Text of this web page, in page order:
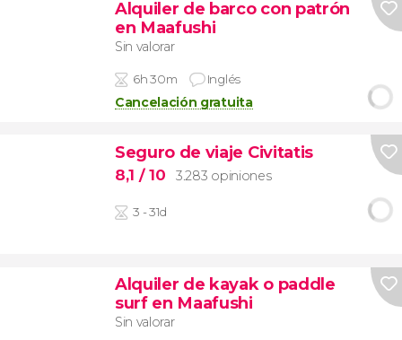
Alquiler de barco con patrón
en Maafushi
Sin valorar
6h 30m Inglés
Cancelación gratuita
Seguro de viaje Civitatis
8,1 / 10 3.283 opiniones
3 - 31d
Alquiler de kayak o paddle
surf en Maafushi
Sin valorar